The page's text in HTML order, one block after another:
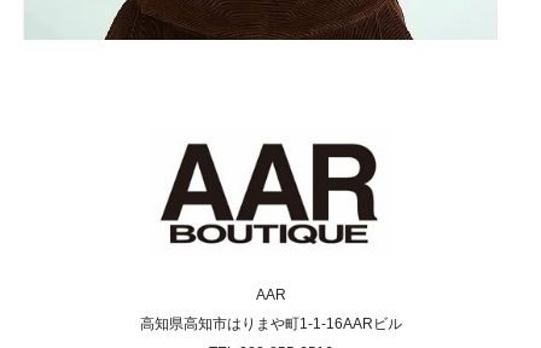
AAR
高知県高知市はりまや町1-1-16AARビル